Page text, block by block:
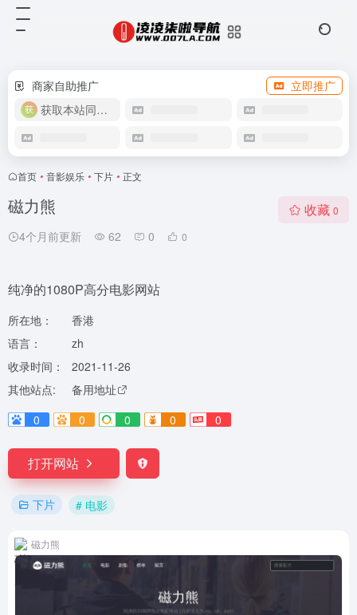
商家自助推广
立即推广
获取本站同款主题
首页 • 音影娱乐 • 下片 • 正文
磁力熊
4个月前更新 62 0 0
收藏 0
纯净的1080P高分电影网站
所在地：
香港
语言：
zh
收录时间：
2021-11-26
其他站点:
备用地址
0
0 0 0 0
打开网站
下片 # 电影
磁力熊